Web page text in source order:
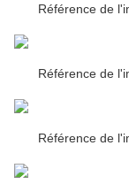
Référence de
Référence de
Référence de